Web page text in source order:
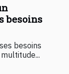
besoins
besoins